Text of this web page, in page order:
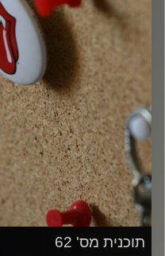
תוכנית מס' 62